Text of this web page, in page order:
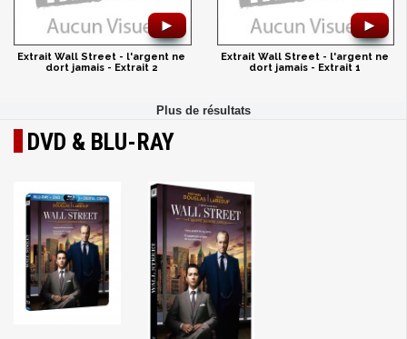
►
Extrait Wall Street - l'argent ne
dort jamais - Extrait 2
►
Extrait Wall Street - l'argent ne
dort jamais - Extrait 1
DVD & BLU-RAY